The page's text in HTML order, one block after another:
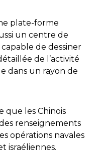
plate-forme
un centre de
de dessiner
de l’activité
dans un rayon de
que les Chinois
renseignements
opérations navales
israéliennes.